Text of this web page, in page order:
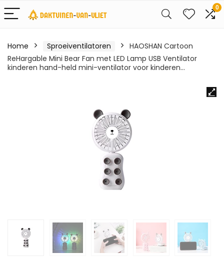
0
Home Sproeiventilatoren
HAOSHAN Cartoon
ReHargable Mini Bear Fan met LED Lamp USB Ventilator
kinderen hand-held mini-ventilator voor kinderen…